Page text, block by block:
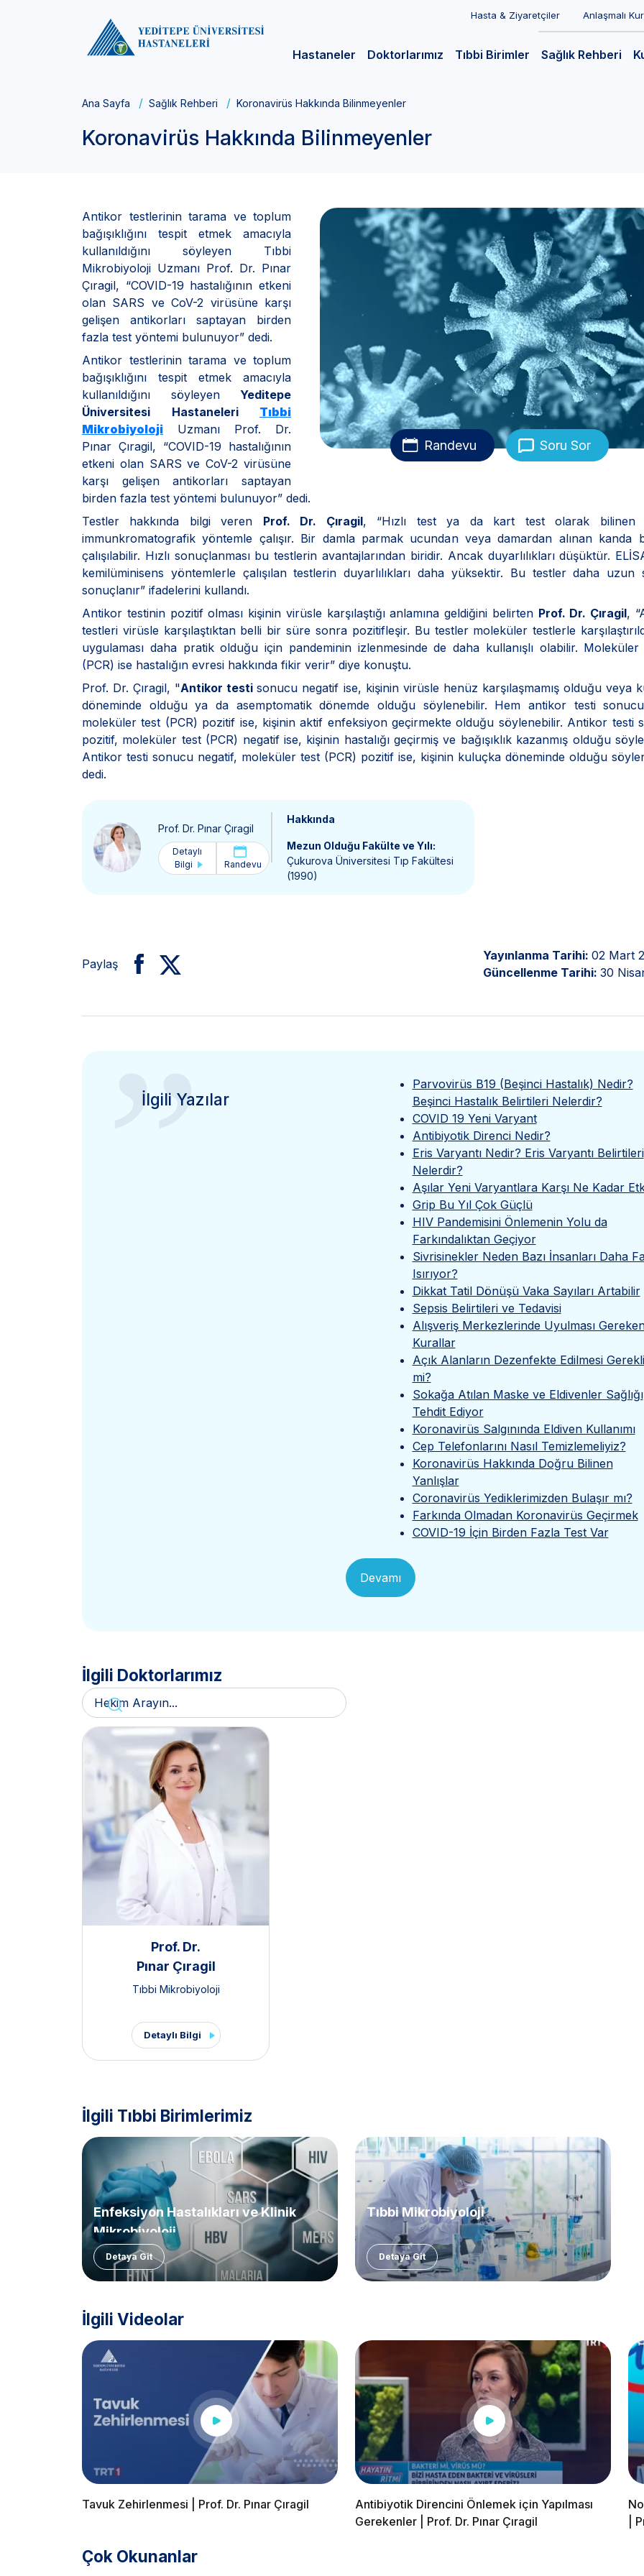
Hasta & Ziyaretçiler Anlaşmalı
Hastaneler Doktorlarımız Tıbbi Birimler Sağlık Rehberi
Ana Sayfa Sağlık Rehberi Koronavirüs Hakkında Bilinmeyenler
Koronavirüs Hakkında Bilinmeyenler
Randevu Soru Sor
Antikor testlerinin tarama ve toplum
bağışıklığını tespit etmek amacıyla
kullanıldığını söyleyen Tıbbi
Mikrobiyoloji Uzmanı Prof. Dr. Pınar
Çıragil, “COVID-19 hastalığının etkeni
olan SARS ve CoV-2 virüsüne karşı
gelişen antikorları saptayan birden
fazla test yöntemi bulunuyor” dedi.
Antikor testlerinin tarama ve toplum
bağışıklığını tespit etmek amacıyla
kullanıldığını söyleyen Yeditepe
Üniversitesi Hastaneleri Tıbbi
Mikrobiyoloji Uzmanı Prof. Dr.
Pınar Çıragil, “COVID-19 hastalığının
etkeni olan SARS ve CoV-2 virüsüne
karşı gelişen antikorları saptayan
birden fazla test yöntemi bulunuyor” dedi.
Testler hakkında bilgi veren Prof. Dr. Çıragil, “Hızlı test ya da kart test olarak bilinen
immunkromatografik yöntemle çalışır. Bir damla parmak ucundan veya damardan alınan kanda
çalışılabilir. Hızlı sonuçlanması bu testlerin avantajlarından biridir. Ancak duyarlılıkları düşüktür.
kemilüminisens yöntemlerle çalışılan testlerin duyarlılıkları daha yüksektir. Bu testler daha uzun
sonuçlanır” ifadelerini kullandı.
Antikor testinin pozitif olması kişinin virüsle karşılaştığı anlamına geldiğini belirten Prof. Dr. Çıragil,
testleri virüsle karşılaştıktan belli bir süre sonra pozitifleşir. Bu testler moleküler testlerle
uygulaması daha pratik olduğu için pandeminin izlenmesinde de daha kullanışlı olabilir.
(PCR) ise hastalığın evresi hakkında fikir verir” diye konuştu.
Prof. Dr. Çıragil, "Antikor testisonucu negatif ise, kişinin virüsle henüz karşılaşmamış olduğu veya
döneminde olduğu ya da asemptomatik dönemde olduğu söylenebilir. Hem antikor testi
moleküler test (PCR) pozitif ise, kişinin aktif enfeksiyon geçirmekte olduğu söylenebilir. Antikor testi
pozitif, moleküler test (PCR) negatif ise, kişinin hastalığı geçirmiş ve bağışıklık kazanmış olduğu
Antikor testi sonucu negatif, moleküler test (PCR) pozitif ise, kişinin kuluçka döneminde olduğu
dedi.
Prof. Dr. Pınar Çıragil
Detaylı
Bilgi
Randevu
Hakkında
Mezun Olduğu Fakülte ve Yılı:
Çukurova Üniversitesi Tıp Fakültesi
(1990)
Paylaş
Yayınlanma Tarihi: 02 Mart
Güncellenme Tarihi: 30
”
İlgili Yazılar
Parvovirüs B19 (Beşinci Hastalık) Nedir?
Beşinci Hastalık Belirtileri Nelerdir?
COVID 19 Yeni Varyant
Antibiyotik Direnci Nedir?
Eris Varyantı Nedir? Eris Varyantı Belirtileri
Nelerdir?
Aşılar Yeni Varyantlara Karşı Ne Kadar
Grip Bu Yıl Çok Güçlü
HIV Pandemisini Önlemenin Yolu da
Farkındalıktan Geçiyor
Sivrisinekler Neden Bazı İnsanları Daha
Isırıyor?
Dikkat Tatil Dönüşü Vaka Sayıları Artabilir
Sepsis Belirtileri ve Tedavisi
Alışveriş Merkezlerinde Uyulması
Kurallar
Açık Alanların Dezenfekte Edilmesi Gerekli
mi?
Sokağa Atılan Maske ve Eldivenler Sağlığı
Tehdit Ediyor
Koronavirüs Salgınında Eldiven Kullanımı
Cep Telefonlarını Nasıl Temizlemeliyiz?
Koronavirüs Hakkında Doğru Bilinen
Yanlışlar
Coronavirüs Yediklerimizden Bulaşır mı?
Farkında Olmadan Koronavirüs Geçirmek
COVID-19 İçin Birden Fazla Test Var
Devamı
İlgili Doktorlarımız
Prof. Dr.
Pınar Çıragil
Tıbbi Mikrobiyoloji
Detaylı Bilgi
İlgili Tıbbi Birimlerimiz
Enfeksiyon Hastalıkları ve Klinik
Mikrobiyoloji
Detaya Git
Tıbbi Mikrobiyoloji
Detaya Git
İlgili Videolar
Tavuk Zehirlenmesi | Prof. Dr. Pınar Çıragil
Antibiyotik Direncini Önlemek için Yapılması
Gerekenler | Prof. Dr. Pınar Çıragil
|
Çok Okunanlar